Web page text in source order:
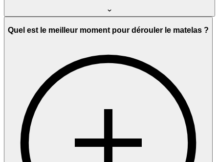
Quel est le meilleur moment pour dérouler le matelas ?